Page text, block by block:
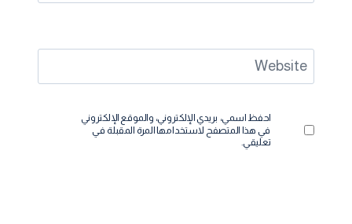
Website
احفظ اسمي، بريدي الإلكتروني، والموقع الإلكتروني
في هذا المتصفح لاستخدامها المرة المقبلة في
تعليقي.